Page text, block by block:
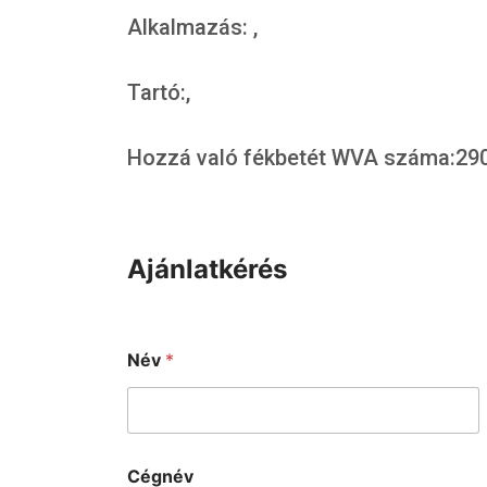
Alkalmazás: ,
Tartó:,
Hozzá való fékbetét WVA
Ajánlatkérés
Név *
Cégnév